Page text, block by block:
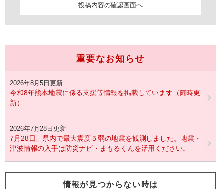
重要なお知らせ
2026年8月5日更新
令和8年熊本地震に係る支援等情報を掲載しています（随時更
新）
2026年7月28日更新
7月28日、県内で最大震度５弱の地震を観測しました。地震・
津波情報の入手は防災ナビ・まもるくんを活用ください。
情報が見つからない時は